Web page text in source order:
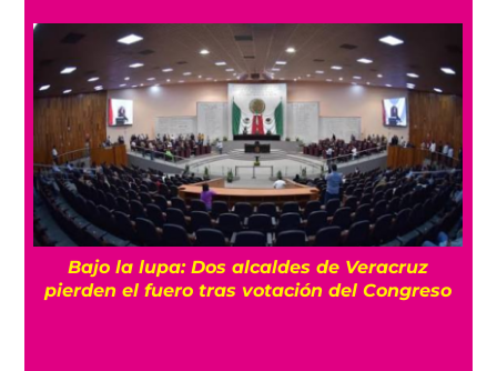
Bajo la lupa: Dos alcaldes de Veracruz
pierden el fuero tras votación del Congreso